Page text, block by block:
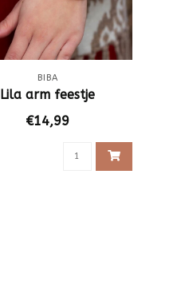
BIBA
Lila arm feestje
€14,99